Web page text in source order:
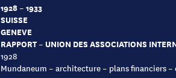
1928 – 1933
SUISSE
GENEVE
RAPPORT – UNION DES ASSOCIATIONS
1928
Mundaneum – architecture – plans financiers